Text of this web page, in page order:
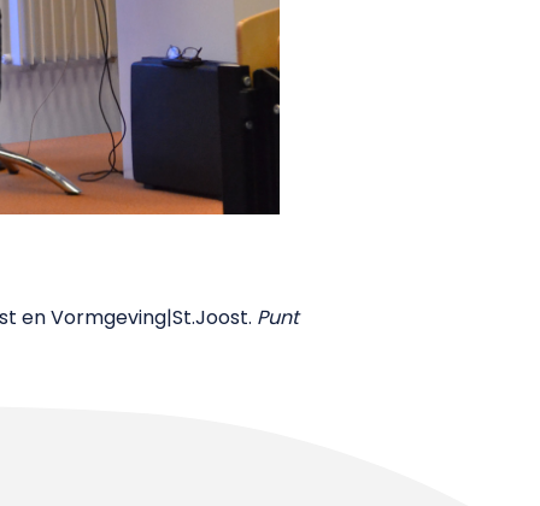
en Vormgeving|St.Joost. Punt